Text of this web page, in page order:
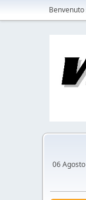
Benvenuto
06